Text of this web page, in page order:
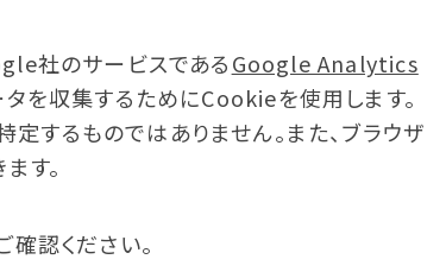
社のサービスであるGoogle Analytics
を収集するためにCookieを使用します。
するものではありません。また、ブラウザ
す。
確認ください。